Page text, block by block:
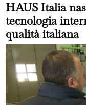
HAUS Italia
tecnologia
qualità italiana